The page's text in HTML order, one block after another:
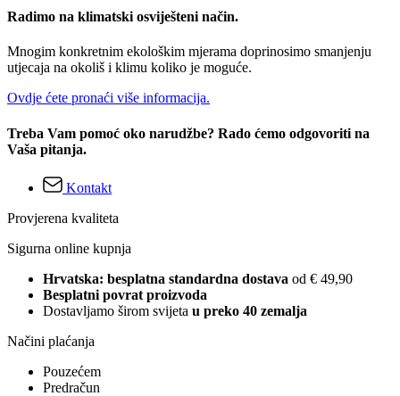
Radimo na klimatski osviješteni način.
Mnogim konkretnim ekološkim mjerama doprinosimo smanjenju
utjecaja na okoliš i klimu koliko je moguće.
Ovdje ćete pronaći više informacija.
Treba Vam pomoć oko narudžbe? Rado ćemo odgovoriti na
Vaša pitanja.
Kontakt
Provjerena kvaliteta
Sigurna online kupnja
Hrvatska: besplatna standardna dostava od € 49,90
Besplatni povrat proizvoda
Dostavljamo širom svijeta u preko 40 zemalja
Načini plaćanja
Pouzećem
Predračun